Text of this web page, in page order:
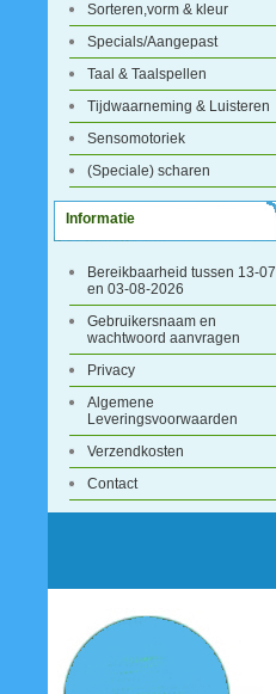
Sorteren,vorm & kleur
Specials/Aangepast
Taal & Taalspellen
Tijdwaarneming & Luisteren
Sensomotoriek
(Speciale) scharen
Informatie
Bereikbaarheid tussen 13-07
en 03-08-2026
Gebruikersnaam en
wachtwoord aanvragen
Privacy
Algemene
Leveringsvoorwaarden
Verzendkosten
Contact